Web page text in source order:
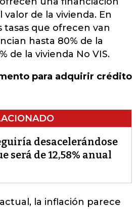
valor de la vivienda. En
tasas que ofrecen van
hasta 80% de la
de la vivienda No VIS.
para adquirir crédito
desacelerándose
será de 12,58% anual
la inflación parece